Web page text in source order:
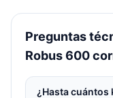
Preguntas
Robus 600
¿Hasta cuántos